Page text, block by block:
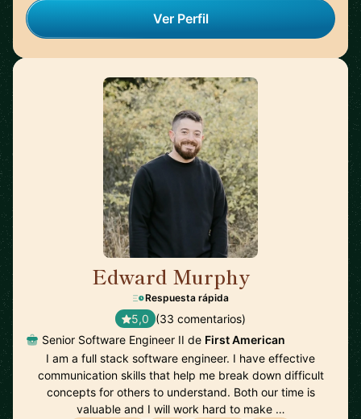
Ver Perfil
Edward Murphy
Respuesta rápida
5,0 (33 comentarios)
Senior Software Engineer II de First American
I am a full stack software engineer. I have effective
communication skills that help me break down difficult
concepts for others to understand. Both our time is
valuable and I will work hard to make …